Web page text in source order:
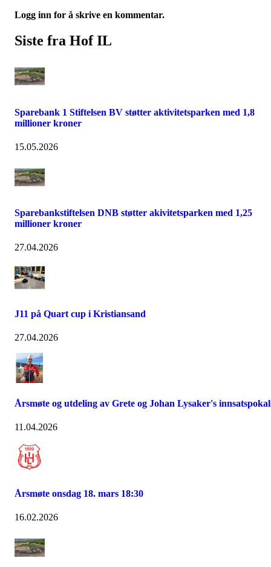
Logg inn for å skrive en kommentar.
Siste fra Hof IL
Sparebank 1 Stiftelsen BV støtter aktivitetsparken med 1,8
millioner kroner
15.05.2026
Sparebankstiftelsen DNB støtter akivitetsparken med 1,25
millioner kroner
27.04.2026
J11 på Quart cup i Kristiansand
27.04.2026
Årsmøte og utdeling av Grete og Johan Lysaker's innsatspokal
11.04.2026
Årsmøte onsdag 18. mars 18:30
16.02.2026